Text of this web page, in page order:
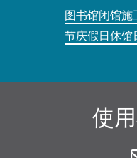
图书馆闭馆施
节庆假日休馆
使